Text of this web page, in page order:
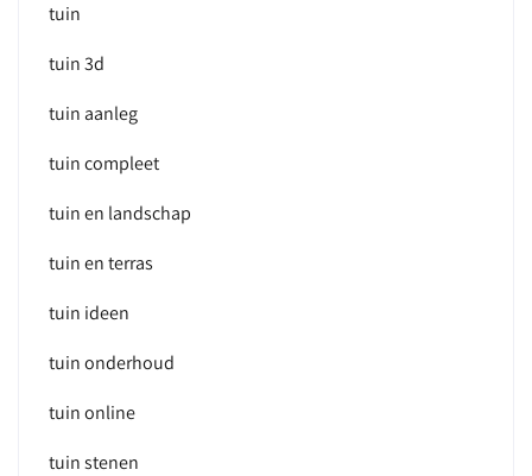
tuin
tuin 3d
tuin aanleg
tuin compleet
tuin en landschap
tuin en terras
tuin ideen
tuin onderhoud
tuin online
tuin stenen